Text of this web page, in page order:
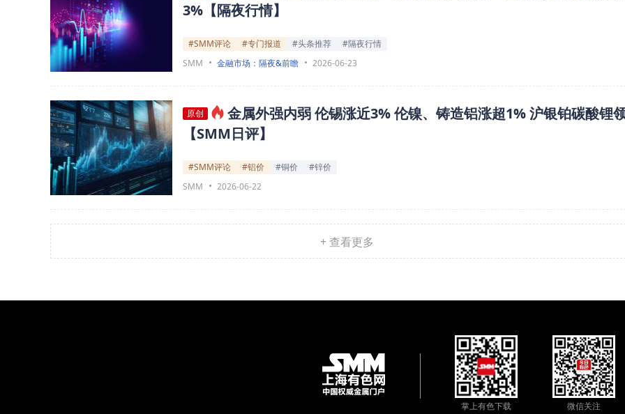
3%【隔夜行情】
#SMM评论 #专门报道 #头条推荐
#隔夜行情
SMM
金融市场：隔夜&前瞻 2026-06-23
原创
金属外强内弱 伦锡涨近3% 伦镍、铸造铝涨超1% 沪银铂碳酸锂
【SMM日评】
#SMM评论 #铝价 #铜价
#锌价
SMM
2026-06-22
+ 查看更多
掌上有色下载 微信关注